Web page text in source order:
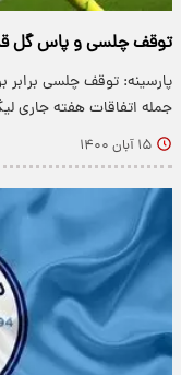
توقف چلسی و پاس گل
پارسینه: توقف چلسی
جمله اتفاقات هفته جاری
۱۵ آبان ۱۴۰۰